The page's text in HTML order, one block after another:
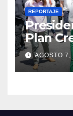
REPORTAJE
Plan
Directo
Juntas
AGOSTO 7,